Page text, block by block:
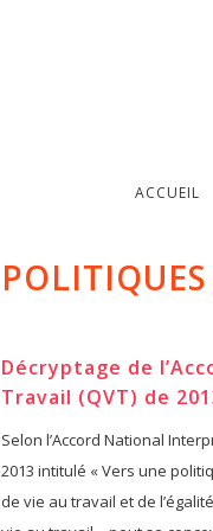
ACCUEIL
Décryptage de
Travail (QVT) de
Selon l’Accord National
2013 intitulé « Vers une
de vie au travail et de